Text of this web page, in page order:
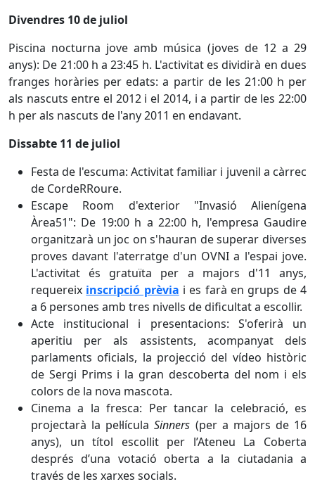
Divendres 10 de juliol
Piscina nocturna jove amb música (joves de 12 a 29
anys): De 21:00 h a 23:45 h. L'activitat es dividirà en dues
franges horàries per edats: a partir de les 21:00 h per
als nascuts entre el 2012 i el 2014, i a partir de les 22:00
h per als nascuts de l'any 2011 en endavant.
Dissabte 11 de juliol
Festa de l'escuma: Activitat familiar i juvenil a càrrec
de CordeRRoure.
Escape Room d'exterior "Invasió Alienígena
Àrea51": De 19:00 h a 22:00 h, l'empresa Gaudire
organitzarà un joc on s'hauran de superar diverses
proves davant l'aterratge d'un OVNI a l'espai jove.
L'activitat és gratuïta per a majors d'11 anys,
requereix inscripció prèvia i es farà en grups de 4
a 6 persones amb tres nivells de dificultat a escollir.
Acte institucional i presentacions: S'oferirà un
aperitiu per als assistents, acompanyat dels
parlaments oficials, la projecció del vídeo històric
de Sergi Prims i la gran descoberta del nom i els
colors de la nova mascota.
Cinema a la fresca: Per tancar la celebració, es
projectarà la pel·lículaSinners (per a majors de 16
anys), un títol escollit per l’Ateneu La Coberta
després d’una votació oberta a la ciutadania a
través de les xarxes socials.